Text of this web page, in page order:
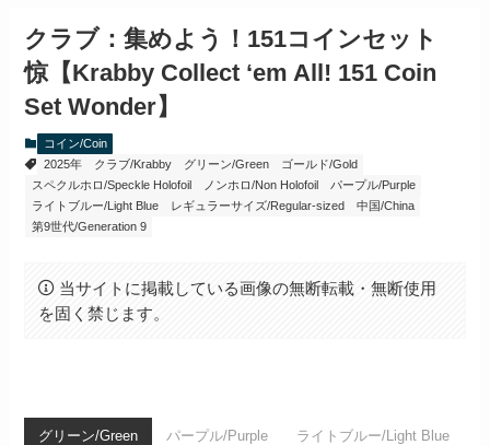
クラブ：集めよう！151コインセット
惊【Krabby Collect ‘em All! 151 Coin
Set Wonder】
コイン/Coin
2025年
クラブ/Krabby グリーン/Green
ゴールド/Gold
スペクルホロ/Speckle Holofoil
ノンホロ/Non Holofoil
パープル/Purple
ライトブルー/Light Blue
レギュラーサイズ/Regular-sized
中国/China
第9世代/Generation 9
当サイトに掲載している画像の無断転載・無断使用
を固く禁じます。
グリーン/Green パープル/Purple ライトブルー/Light Blue